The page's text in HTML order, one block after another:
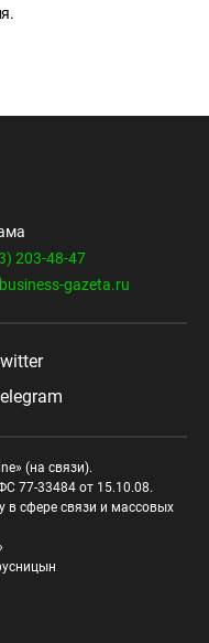
203-48-47
gazeta.ru
(на связи).
77-33484 от 15.10.08.
в сфере связи и массовых